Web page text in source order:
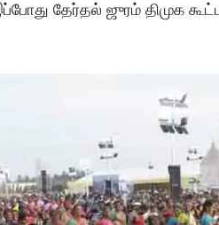
தேர்தல் ஜுரம் திமுக